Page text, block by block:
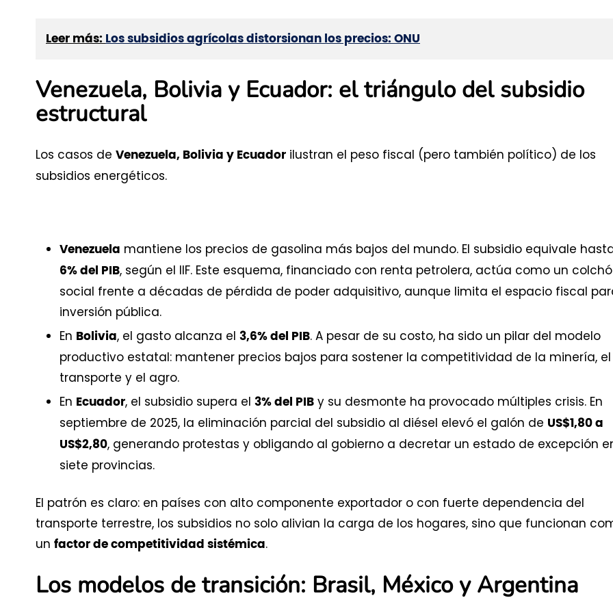
Leer más: Los subsidios agrícolas distorsionan los precios: ONU
Venezuela, Bolivia y Ecuador: el triángulo del subsidio
estructural
Los casos de Venezuela, Bolivia y Ecuador ilustran el peso fiscal (pero también político) de los
subsidios energéticos.
Venezuela mantiene los precios de gasolina más bajos del mundo. El subsidio equivale
6% del PIB, según el IIF. Este esquema, financiado con renta petrolera, actúa como un
social frente a décadas de pérdida de poder adquisitivo, aunque limita el espacio fiscal
inversión pública.
En Bolivia, el gasto alcanza el 3,6% del PIB. A pesar de su costo, ha sido un pilar del modelo
productivo estatal: mantener precios bajos para sostener la competitividad de la minería, el
transporte y el agro.
En Ecuador, el subsidio supera el 3% del PIB y su desmonte ha provocado múltiples crisis. En
septiembre de 2025, la eliminación parcial del subsidio al diésel elevó el galón de US$1,80 a
US$2,80, generando protestas y obligando al gobierno a decretar un estado de excepción
siete provincias.
El patrón es claro: en países con alto componente exportador o con fuerte dependencia del
transporte terrestre, los subsidios no solo alivian la carga de los hogares, sino que funcionan
un factor de competitividad sistémica.
Los modelos de transición: Brasil, México y Argentina